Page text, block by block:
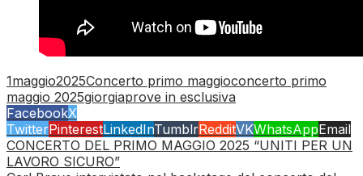
1maggio2025Concerto primo maggioconcerto primo
maggio 2025giorgiaprove in esclusiva
FacebookX
TwitterPinterestLinkedInTumblrRedditVKWhatsAppEmail
CONCERTO DEL PRIMO MAGGIO 2025 “UNITI PER UN
LAVORO SICURO”